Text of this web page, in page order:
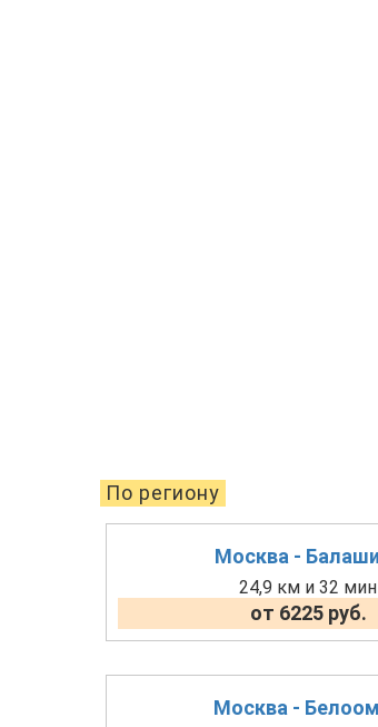
По региону
Москва -
24,9 км и 32 мин
от 6225 руб.
Москва -